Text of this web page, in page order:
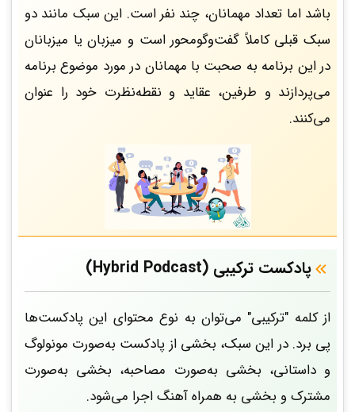
باشد اما تعداد مهمانان، چند نفر است. این سبک مانند دو
سبک قبلی کاملاً گفت‌وگومحور است و میزبان یا میزبانان
در این برنامه به صحبت با مهمانان در مورد موضوع برنامه
می‌پردازند و طرفین، عقاید و نقطه‌نظرت خود را عنوان
می‌کنند.
پادکست‌ ترکیبی (Hybrid Podcast)
از کلمه "ترکیبی" می‌توان به نوع محتوای این پادکست‌ها
پی برد. در این سبک، بخشی از پادکست به‌صورت مونولوگ
و داستانی، بخشی به‌صورت مصاحبه، بخشی به‌صورت
مشترک و بخشی به همراه آهنگ اجرا می‌شود.